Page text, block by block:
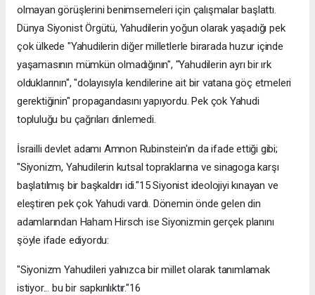
olmayan görüşlerini benimsemeleri için çalışmalar başlattı.
Dünya Siyonist Örgütü, Yahudilerin yoğun olarak yaşadığı pek
çok ülkede "Yahudilerin diğer milletlerle birarada huzur içinde
yaşamasının mümkün olmadığının", "Yahudilerin ayrı bir ırk
olduklarının", "dolayısıyla kendilerine ait bir vatana göç etmeleri
gerektiğinin" propagandasını yapıyordu. Pek çok Yahudi
topluluğu bu çağrıları dinlemedi.
İsrailli devlet adamı Amnon Rubinstein'ın da ifade ettiği gibi;
"Siyonizm, Yahudilerin kutsal topraklarına ve sinagoga karşı
başlatılmış bir başkaldırı idi."15 Siyonist ideolojiyi kınayan ve
eleştiren pek çok Yahudi vardı. Dönemin önde gelen din
adamlarından Haham Hirsch ise Siyonizmin gerçek planını
şöyle ifade ediyordu:
"Siyonizm Yahudileri yalnızca bir millet olarak tanımlamak
istiyor... bu bir sapkınlıktır."16